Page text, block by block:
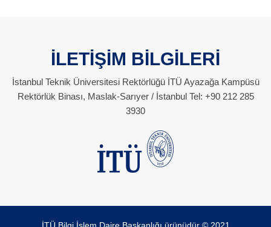
İLETİŞİM BİLGİLERİ
İstanbul Teknik Üniversitesi Rektörlüğü İTÜ Ayazağa Kampüsü
Rektörlük Binası, Maslak-Sarıyer / İstanbul Tel: +90 212 285
3930